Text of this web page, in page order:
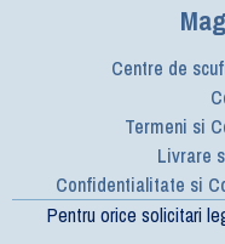
Centre de
Termeni si
Livrare
Confidentialitate si
Pentru orice solicitari